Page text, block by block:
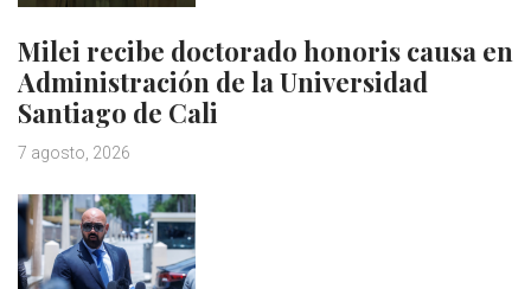
Milei recibe doctorado honoris causa en
Administración de la Universidad
Santiago de Cali
7 agosto, 2026